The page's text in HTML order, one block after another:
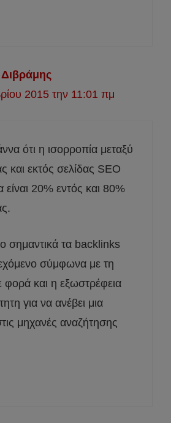
Διβράμης
2015 την 11:01 πμ
ότι η ισορροπία μεταξύ
και εκτός σελίδας SEO
είναι 20% εντός και 80%
σημαντικά τα backlinks
σύμφωνα με τη
και η εξωστρέφεια
για να ανέβει μια
μηχανές αναζήτησης